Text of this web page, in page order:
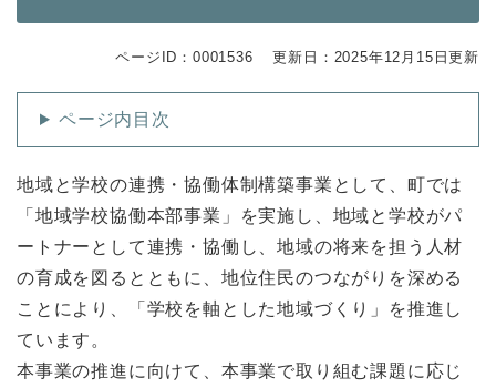
ページID：0001536 更新日：2025年12月15日更新
ページ内目次
地域と学校の連携・協働体制構築事業として、町では
「地域学校協働本部事業」を実施し、地域と学校がパ
ートナーとして連携・協働し、地域の将来を担う人材
の育成を図るとともに、地位住民のつながりを深める
ことにより、「学校を軸とした地域づくり」を推進し
ています。
本事業の推進に向けて、本事業で取り組む課題に応じ